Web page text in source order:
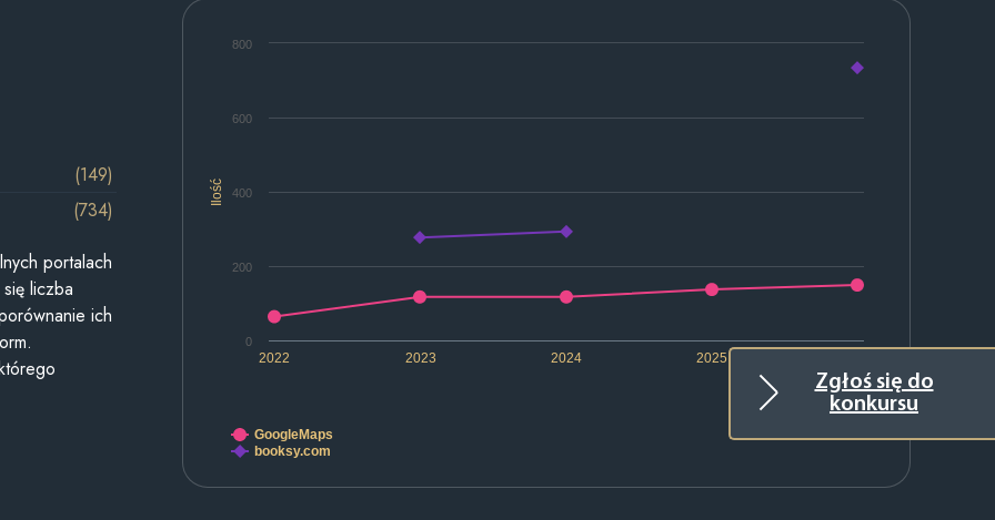
Zgłoś się do
konkursu
Ilość
2022 2023 2024 2025
0
200
400
600
800
GoogleMaps
booksy.com
(149)
(734)
portalach
liczba
ich